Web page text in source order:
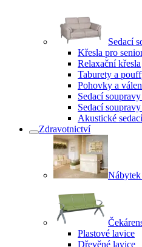
Sedací
Křesla pro
Relaxační křesla
Taburety a
Pohovky a
Sedací
Sedací
Akustické
Zdravotnictví
Plastové lavice
Dřevěné lavice